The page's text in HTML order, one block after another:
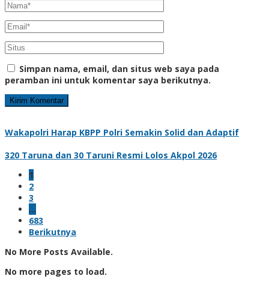
Simpan nama, email, dan situs web saya pada
peramban ini untuk komentar saya berikutnya.
Wakapolri Harap KBPP Polri Semakin Solid dan Adaptif
320 Taruna dan 30 Taruni Resmi Lolos Akpol 2026
1
2
3
…
683
Berikutnya
No More Posts Available.
No more pages to load.